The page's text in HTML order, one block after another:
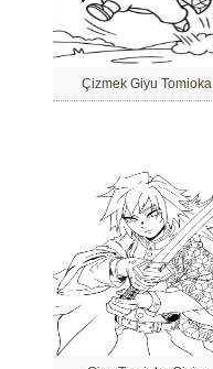
Çizmek Giyu Tomioka